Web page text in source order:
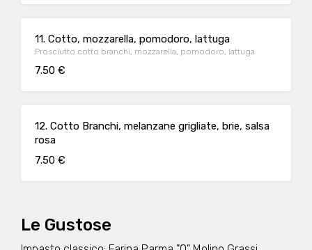
11. Cotto, mozzarella, pomodoro, lattuga
Prosciutto cotto branchi, mozzarella, pomodoro, lattuga
7.50 €
12. Cotto Branchi, melanzane grigliate, brie, salsa
rosa
7.50 €
Le Gustose